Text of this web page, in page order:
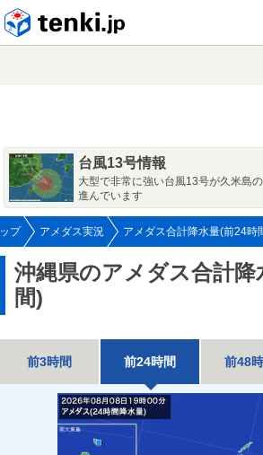
台風13号情報
大型で非常に強い台風13号が久米島
進んでいます
プ アメダス実況 アメダス合計降水量(前24時
沖縄県のアメダス合計降
間)
前3時間 前24時間 前48